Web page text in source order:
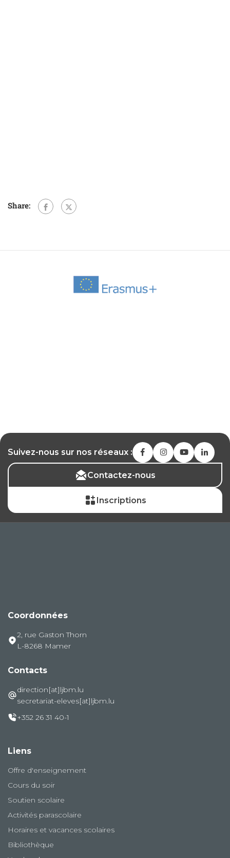
Share:
Suivez-nous sur nos réseaux :
Contactez-nous
Inscriptions
Coordonnées
2, rue Gaston Thorn
L-8268 Mamer
Contacts
direction[at]ljbm.lu
secretariat-eleves[at]ljbm.lu
+352 26 31 40-1
Liens
Offre d'enseignement
Cours du soir
Soutien scolaire
Activités parascolaire
Horaires et vacances scolaires
Bibliothèque